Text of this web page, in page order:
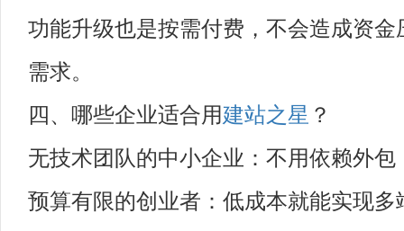
功能升级也是按需付费，不会造成资
需求。
四、哪些企业适合用建站之星 ？
无技术团队的中小企业 ：不用依赖外
预算有限的创业者 ：低成本就能实现多